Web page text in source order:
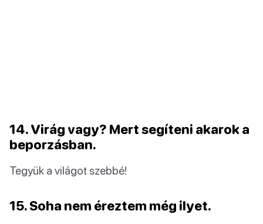
14. Virág vagy? Mert segíteni akarok a
beporzásban.
Tegyük a világot szebbé!
15. Soha nem éreztem még ilyet.